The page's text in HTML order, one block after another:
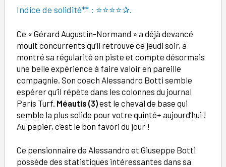
Indice de solidité** : ⭐⭐⭐⭐✰.
Ce « Gérard Augustin-Normand » a déjà devancé
moult concurrents qu’il retrouve ce jeudi soir, a
montré sa régularité en piste et compte désormais
une belle expérience à faire valoir en pareille
compagnie. Son coach Alessandro Botti semble
espérer qu’il répète dans les colonnes du journal
Paris Turf. Méautis (3)est le cheval de base qui
semble la plus solide pour votre quinté+ aujourd’hui !
Au papier, c’est le bon favori du jour !
Ce pensionnaire de Alessandro et Giuseppe Botti
possède des statistiques intéressantes dans sa